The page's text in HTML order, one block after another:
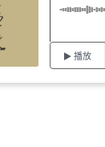
播放